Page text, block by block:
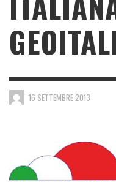
16 SETTEMBRE 2013